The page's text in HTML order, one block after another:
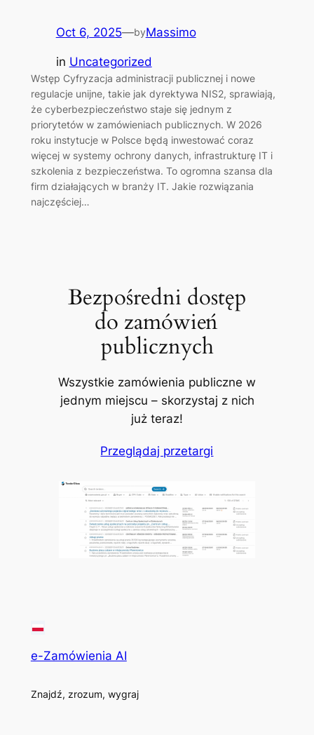
Oct 6, 2025—byMassimo
in Uncategorized
Wstęp Cyfryzacja administracji publicznej i nowe
regulacje unijne, takie jak dyrektywa NIS2, sprawiają,
że cyberbezpieczeństwo staje się jednym z
priorytetów w zamówieniach publicznych. W 2026
roku instytucje w Polsce będą inwestować coraz
więcej w systemy ochrony danych, infrastrukturę IT i
szkolenia z bezpieczeństwa. To ogromna szansa dla
firm działających w branży IT. Jakie rozwiązania
najczęściej…
Bezpośredni dostęp
do zamówień
publicznych
Wszystkie zamówienia publiczne w
jednym miejscu – skorzystaj z nich
już teraz!
Przeglądaj przetargi
e-Zamówienia AI
Znajdź, zrozum, wygraj